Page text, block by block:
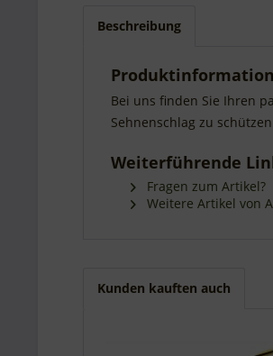
Beschreibung
Bei uns finden Sie Ihren
Sehnenschlag zu
Weiterführende
Fragen zum Artikel?
Weitere Artikel von
Kunden kauften auch